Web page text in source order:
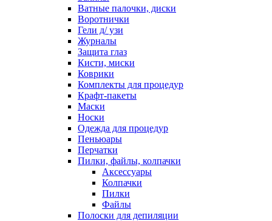
Ватные палочки, диски
Воротнички
Гели д/ узи
Журналы
Защита глаз
Кисти, миски
Коврики
Комплекты для процедур
Крафт-пакеты
Маски
Носки
Одежда для процедур
Пеньюары
Перчатки
Пилки, файлы, колпачки
Аксессуары
Колпачки
Пилки
Файлы
Полоски для депиляции